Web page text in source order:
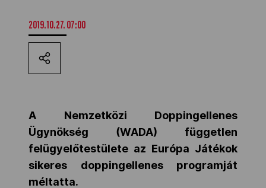
Kettőskarrier-program
Társszervezetek
2019.10.27. 07:00
A Nemzetközi Doppingellenes
Ügynökség (WADA) független
felügyelőtestülete az Európa Játékok
sikeres doppingellenes programját
méltatta.